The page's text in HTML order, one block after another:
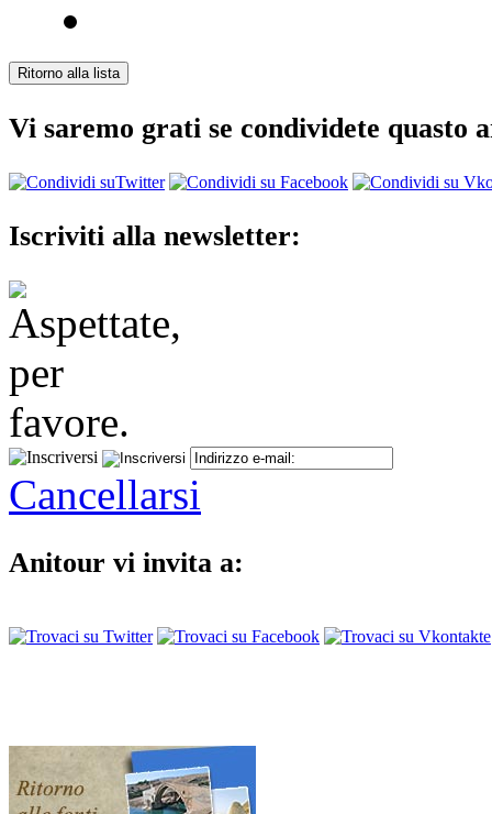
Vi saremo grati se condividete quasto
Iscriviti alla newsletter:
Cancellarsi
Anitour vi invita a: